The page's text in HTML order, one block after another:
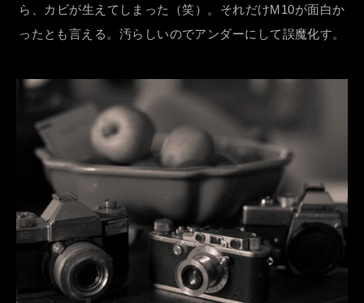
ら、カビが生えてしまった（笑）。それだけM10が面白か
ったとも言える。汚らしいのでアンダーにして誤魔化す。